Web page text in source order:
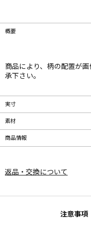
概要
商品により、柄の配置が
承下さい。
実寸
素材
商品情報
返品・交換について
注意事項